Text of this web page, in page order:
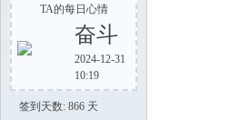
域
TA的每日心情
奋斗
2024-12-31
10:19
签到天数: 866 天